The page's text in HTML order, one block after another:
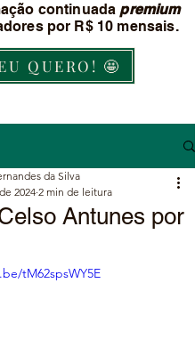
continuada premium
por R$ 10 mensais.
QUERO! 🤩
Antunes por
da Silva
2024 2 min de leitura
tM62spsWY5E